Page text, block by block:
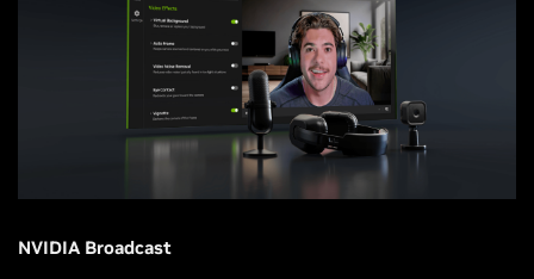
NVIDIA Broadcast